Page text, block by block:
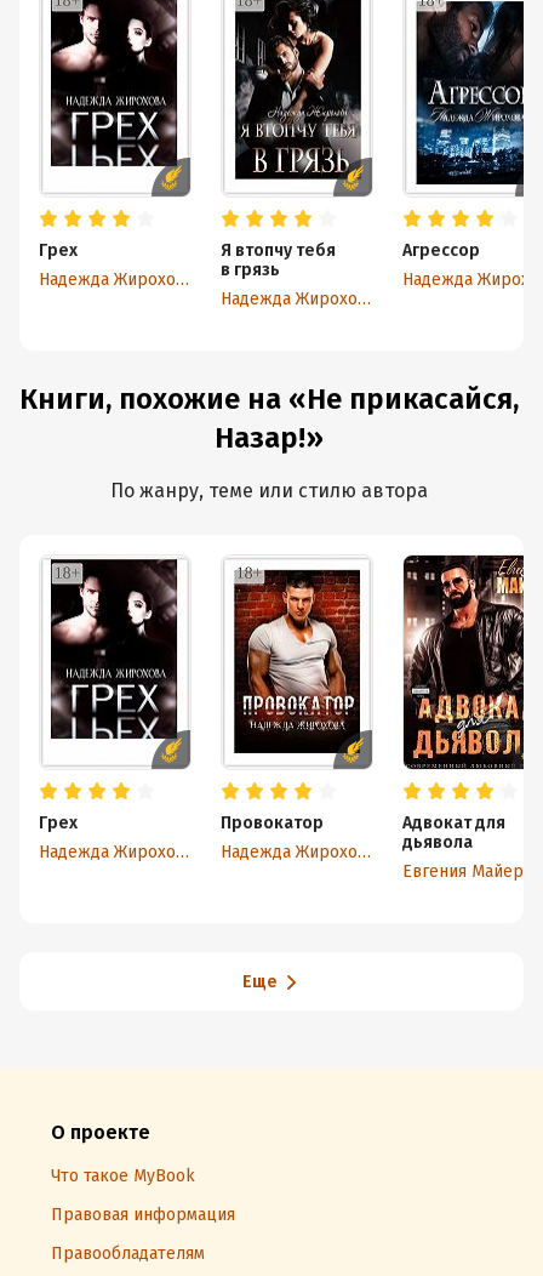
Грех
Надежда Жирохова
Я втопчу тебя
в грязь
Надежда Жирохова
Агрессор
Книги, похожие на «Не прикасайся,
Назар!»
По жанру, теме или стилю автора
Грех
Надежда Жирохова
Провокатор
Надежда Жирохова
Адвокат для
дьявола
Евгения Майер
Еще
О проекте
Что такое MyBook
Правовая информация
Правообладателям